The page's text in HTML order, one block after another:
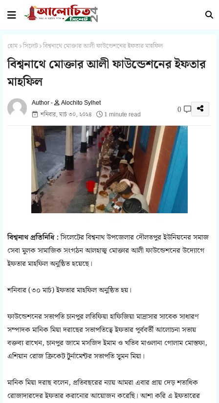
হোম সিলেট বিশ্বনাথে মোক্তার আলী ফাউন্ডেশনের ইফতার মাহফিল
বিশ্বনাথে মোক্তার আলী ফাউন্ডেশনের ইফতার
মাহফিল
Alochito Sylhet
শনিবার, মার্চ ৩০, ২০২৪
1 minute read 0
বিশ্বনাথ প্রতিনিধি :সিলেটের বিশ্বনাথ উপজেলার দৌলতপুর ইউনিয়নের সমাজ
সেবা মুলক সামাজিক সংগঠন আলহাজ্ব মোক্তার আলী ফাউন্ডেশনের উদ্যোগে
ইফতার মাহফিল অনুষ্ঠিত হয়েছে।
শনিবার (৩০ মার্চ) ইফতার মাহফিল অনুষ্ঠিত হয়।
ফাউন্ডেশনের সভাপতি চানপুর লতিফিয়া হাফিজিয়া মাদ্রাসার সাবেক সাধারণ
সম্পাদক মানিক মিয়া দরাছের সভাপতিত্বে ইফতার পূর্ববর্তী আলোচনা সভায়
বক্তব্য রাখেন, চানপুর জামে মসজিদ ইমাম ও খতিব মাওলানা গোলাম মোস্তফা,
এশিয়ান রোজ ক্রিকেট টুর্নামেন্টর সভাপতি সুৃমন মিয়া।
মানিক মিয়া দরাছ বলেন, প্রতিবছরের ন্যায় আমরা এবার প্রায় দেড় শতাধিক
রোজাদারদের ইফতার করানোর আয়োজন করেছি। আশা করি এ ইফতারের